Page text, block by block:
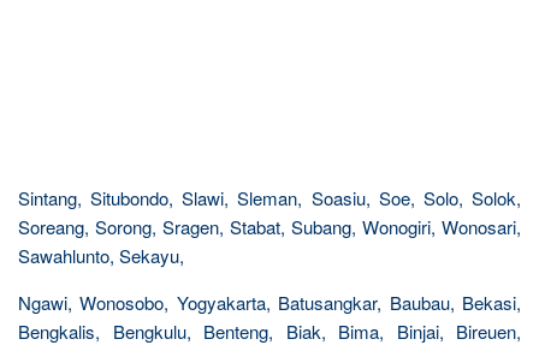
Sintang, Situbondo, Slawi, Sleman, Soasiu, Soe, Solo, Solok,
Soreang, Sorong, Sragen, Stabat, Subang, Wonogiri, Wonosari,
Sawahlunto, Sekayu,
Ngawi, Wonosobo, Yogyakarta, Batusangkar, Baubau, Bekasi,
Bengkalis, Bengkulu, Benteng, Biak, Bima, Binjai, Bireuen,